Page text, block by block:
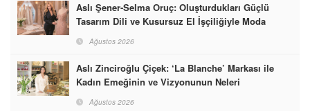
Aslı Şener-Selma Oruç: Oluşturdukları Güçlü
Tasarım Dili ve Kusursuz El İşçiliğiyle Moda
Dünyasına İmzalarını Attılar
Ağustos 2026
Aslı Zinciroğlu Çiçek: ‘La Blanche’ Markası ile
Kadın Emeğinin ve Vizyonunun Neleri
Başarabileceğinin En Güzel Örneğini Sunuyor
Ağustos 2026